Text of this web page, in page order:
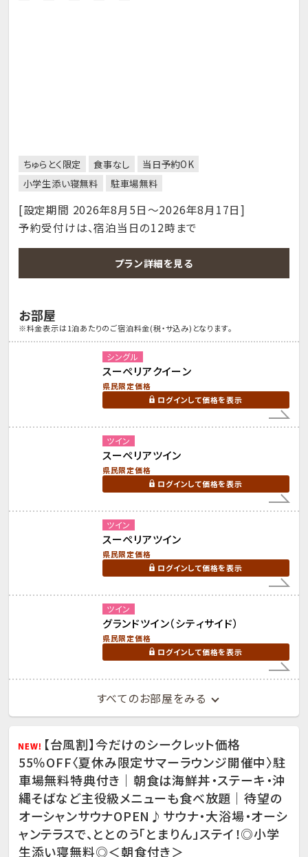
ちゅらとく限定 食事なし
当日予約OK
小学生添い寝無料
駐車場無料
[設定期間 2026年8月5日～2026年8月17日]
予約受付けは、宿泊当日の12時まで
プラン詳細を見る
お部屋
※料金表示は1泊あたりのご宿泊料金(税・サ込み)となります。
シングル
スーペリアクイーン
県民限定価格
ログインして価格を表示
ツイン
スーペリアツイン
県民限定価格
ログインして価格を表示
ツイン
スーペリアツイン
県民限定価格
ログインして価格を表示
ツイン
グランドツイン（シティサイド）
県民限定価格
ログインして価格を表示
すべてのお部屋をみる
【台風割】今だけのシークレット価格
55％OFF〈夏休み限定サマーラウンジ開催中〉駐
車場無料特典付き｜朝食は海鮮丼・ステーキ・沖
縄そばなど主役級メニューも食べ放題｜待望の
オーシャンサウナOPEN♪サウナ・大浴場・オーシ
ャンテラスで、ととのう「とまりん」ステイ！◎小学
生添い寝無料◎＜朝食付き＞